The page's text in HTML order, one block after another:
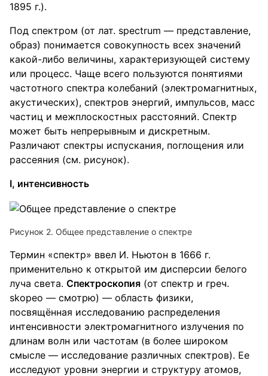
1895 г.).
Под спектром (от лат. spectrum — представление,
образ) понимается совокупность всех значений
какой-либо величины, характеризующей систему
или процесс. Чаще всего пользуются понятиями
частотного спектра колебаний (электромагнитных,
акустических), спектров энергий, импульсов, масс
частиц и межплоскостных расстояний. Спектр
может быть непрерывным и дискретным.
Различают спектры испускания, поглощения или
рассеяния (см. рисунок).
I, интенсивность
Рисунок 2. Общее представление о спектре
Термин «спектр» ввел И. Ньютон в 1666 г.
применительно к открытой им дисперсии белого
луча света. Спектроскопия (от спектр и греч.
skopeo — смотрю) — область физики,
посвящённая исследованию распределения
интенсивности электромагнитного излучения по
длинам волн или частотам (в более широком
смысле — исследование различных спектров). Ее
исследуют уровни энергии и структуру атомов,